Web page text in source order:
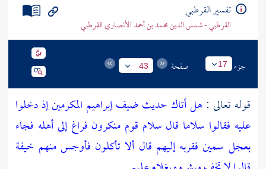
تفسير القرطبي
القرطبي - شمس الدين محمد بن أحمد الأنصاري القرطبي
جزء 17 صفحة 43
قوله تعالى :هل أتاك حديث ضيف إبراهيم المكرمين إذ دخلوا
عليه فقالوا سلاما قال سلام قوم منكرون فراغ إلى أهله فجاء
بعجل سمين فقربه إليهم قال ألا تأكلون فأوجس منهم خيفة